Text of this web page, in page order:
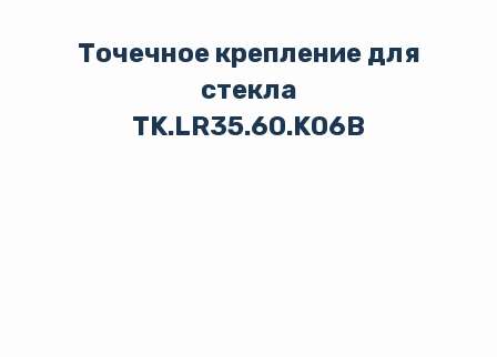
Точечное крепление для
стекла
TK.LR35.60.K06B